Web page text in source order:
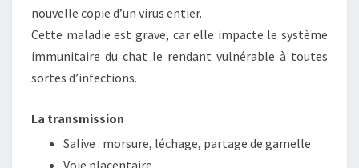
nouvelle copie d’un virus entier.
Cette maladie est grave, car elle impacte le système
immunitaire du chat le rendant vulnérable à toutes
sortes d’infections.
La transmission
Salive : morsure, léchage, partage de gamelle
Voie placentaire